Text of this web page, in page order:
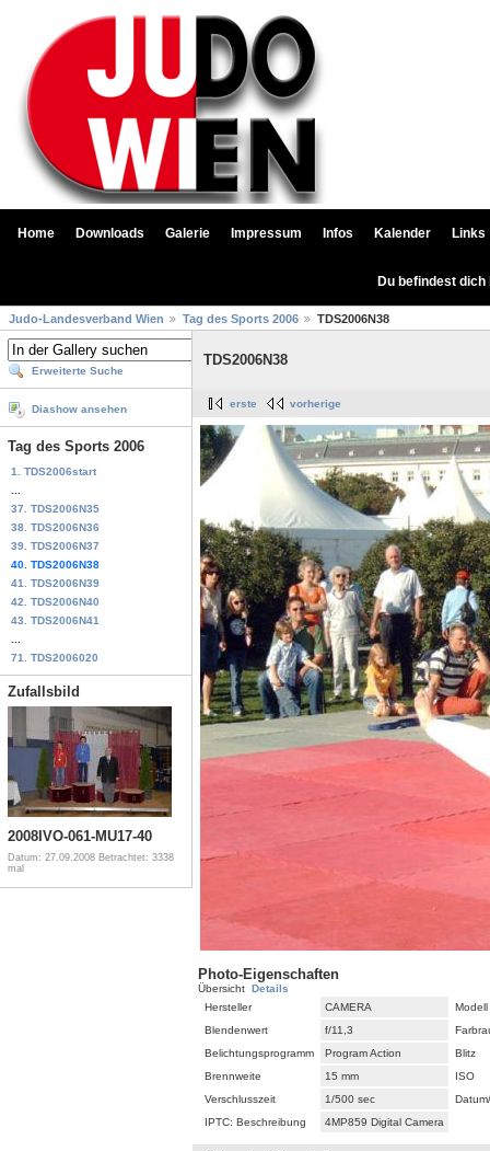
Home Downloads Galerie Impressum Infos Kalender Links
Du befindest
Judo-Landesverband Wien Tag des Sports 2006 TDS2006N38
Erweiterte Suche
Diashow ansehen
Tag des Sports 2006
1. TDS2006start
37. TDS2006N35
38. TDS2006N36
39. TDS2006N37
40. TDS2006N38
41. TDS2006N39
42. TDS2006N40
43. TDS2006N41
71. TDS2006020
Zufallsbild
2008IVO-061-MU17-40
Datum: 27.09.2008 Betrachtet: 3338
mal
TDS2006N38
erste vorherige
Photo-Eigenschaften
Übersicht Details
Hersteller
CAMERA
Modell
Blendenwert
f/11,3
Belichtungsprogramm
Program Action
Blitz
Brennweite
15 mm
ISO
Verschlusszeit
1/500 sec
IPTC: Beschreibung
4MP859 Digital Camera